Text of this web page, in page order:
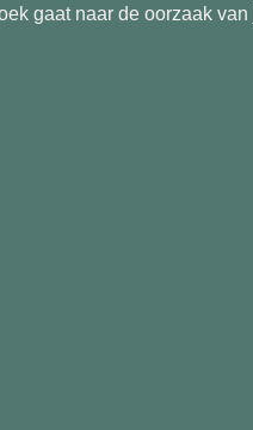
gaat naar de oorzaak